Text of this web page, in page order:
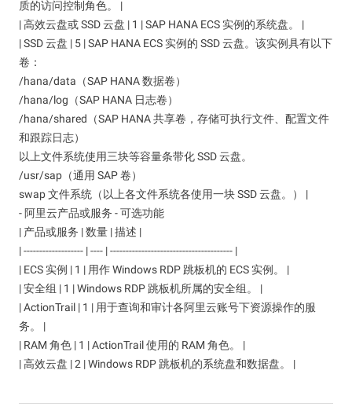
质的访问控制角色。 |
| 高效云盘或 SSD 云盘 | 1 | SAP HANA ECS 实例的系统盘。 |
| SSD 云盘 | 5 | SAP HANA ECS 实例的 SSD 云盘。该实例具有以下
卷：
/hana/data（SAP HANA 数据卷）
/hana/log（SAP HANA 日志卷）
/hana/shared（SAP HANA 共享卷，存储可执行文件、配置文件
和跟踪日志）
以上文件系统使用三块等容量条带化 SSD 云盘。
/usr/sap（通用 SAP 卷）
swap 文件系统（以上各文件系统各使用一块 SSD 云盘。） |
- 阿里云产品或服务 - 可选功能
| 产品或服务 | 数量 | 描述 |
| ------------------- | ---- | --------------------------------------- |
| ECS 实例 | 1 | 用作 Windows RDP 跳板机的 ECS 实例。 |
| 安全组 | 1 | Windows RDP 跳板机所属的安全组。 |
| ActionTrail | 1 | 用于查询和审计各阿里云账号下资源操作的服
务。 |
| RAM 角色 | 1 | ActionTrail 使用的 RAM 角色。 |
| 高效云盘 | 2 | Windows RDP 跳板机的系统盘和数据盘。 |